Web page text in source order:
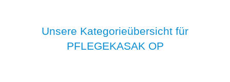
Unsere Kategorieübersicht für
PFLEGEKASAK OP